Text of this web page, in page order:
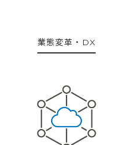
業態変革・DX